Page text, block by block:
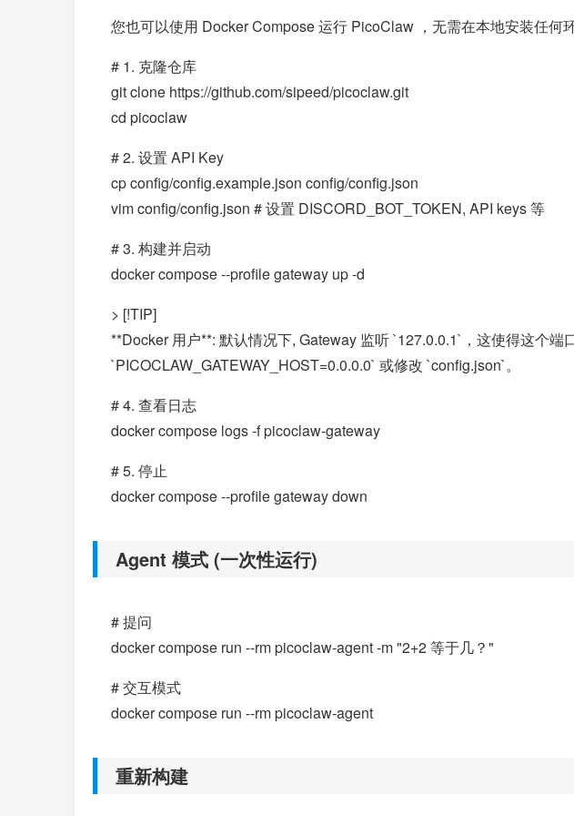
您也可以使用 Docker Compose 运行 PicoClaw ，无需在本地安装任何环
# 1. 克隆仓库
git clone https://github.com/sipeed/picoclaw.git
cd picoclaw
# 2. 设置 API Key
cp config/config.example.json config/config.json
vim config/config.json # 设置 DISCORD_BOT_TOKEN, API keys 等
# 3. 构建并启动
docker compose --profile gateway up -d
> [!TIP]
**Docker 用户**: 默认情况下, Gateway 监听 `127.0.0.1`，这使得这个
`PICOCLAW_GATEWAY_HOST=0.0.0.0` 或修改 `config.json`。
# 4. 查看日志
docker compose logs -f picoclaw-gateway
# 5. 停止
docker compose --profile gateway down
Agent 模式 (一次性运行)
# 提问
docker compose run --rm picoclaw-agent -m "2+2 等于几？"
# 交互模式
docker compose run --rm picoclaw-agent
重新构建